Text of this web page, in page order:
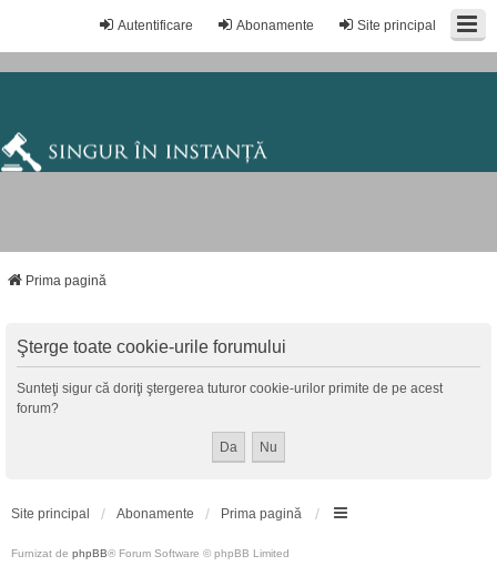
Site principal
Abonamente
Autentificare
Prima pagină
Şterge toate cookie-urile forumului
Sunteţi sigur că doriţi ştergerea tuturor cookie-urilor primite de pe acest
forum?
Site principal Abonamente Prima pagină
Furnizat de phpBB® Forum Software © phpBB Limited